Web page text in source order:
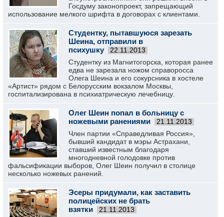
Госдуму законопроект, запрещающий
использование мелкого шрифта в договорах с клиентами.
Студентку, пытавшуюся зарезать
Шеина, отправили в
психушку
22.11.2013
Студентку из Магнитогорска, которая ранее
едва не зарезала ножом справоросса
Олега Шеина и его сокурсника в хостеле
«Артист» рядом с Белорусским вокзалом Москвы,
госпитализирована в психиатрическую лечебницу.
Олег Шеин попал в больницу с
ножевыми ранениями
21.11.2013
Член партии «Справедливая Россия»,
бывший кандидат в мэры Астрахани,
ставший известным благодаря
многодневной голодовке против
фальсификации выборов, Олег Шеин получил в столице
несколько ножевых ранений.
Эсеры придумали, как заставить
полицейских не брать
взятки
21.11.2013